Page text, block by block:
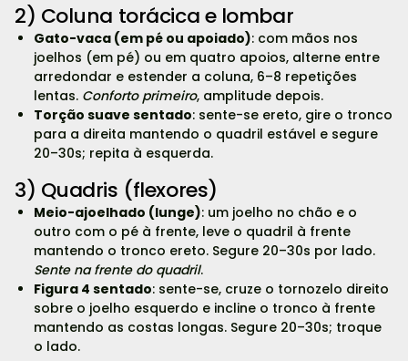
2) Coluna torácica e lombar
Gato-vaca (em pé ou apoiado): com mãos nos
joelhos (em pé) ou em quatro apoios, alterne entre
arredondar e estender a coluna, 6–8 repetições
lentas. Conforto primeiro, amplitude depois.
Torção suave sentado: sente-se ereto, gire o tronco
para a direita mantendo o quadril estável e segure
20–30s; repita à esquerda.
3) Quadris (flexores)
Meio-ajoelhado (lunge): um joelho no chão e o
outro com o pé à frente, leve o quadril à frente
mantendo o tronco ereto. Segure 20–30s por lado.
Sente na frente do quadril.
Figura 4 sentado: sente-se, cruze o tornozelo direito
sobre o joelho esquerdo e incline o tronco à frente
mantendo as costas longas. Segure 20–30s; troque
o lado.